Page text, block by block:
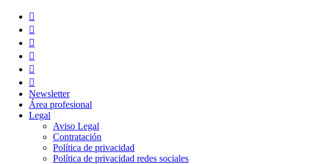






Newsletter
Área profesional
Legal
Aviso Legal
Contratación
Política de privacidad
Política de privacidad redes sociales